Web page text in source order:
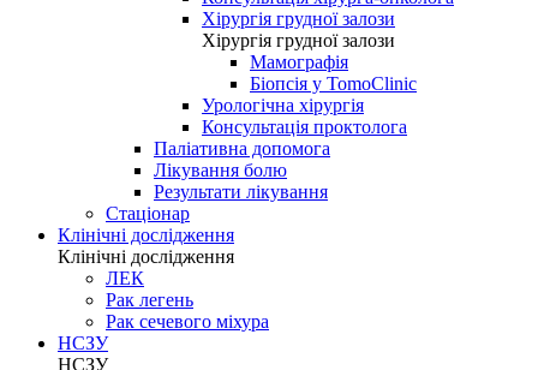
Хірургія грудної залози
Хірургія грудної залози
Мамографія
Біопсія у TomoClinic
Урологічна хірургія
Консультація проктолога
Паліативна допомога
Лікування болю
Результати лікування
Стаціонар
Клінічні дослідження
Клінічні дослідження
ЛЕК
Рак легень
Рак сечевого міхура
НСЗУ
НСЗУ